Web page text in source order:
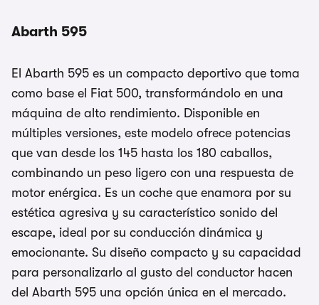
Abarth 595
El Abarth 595 es un compacto deportivo que toma
como base el Fiat 500, transformándolo en una
máquina de alto rendimiento. Disponible en
múltiples versiones, este modelo ofrece potencias
que van desde los 145 hasta los 180 caballos,
combinando un peso ligero con una respuesta de
motor enérgica. Es un coche que enamora por su
estética agresiva y su característico sonido del
escape, ideal por su conducción dinámica y
emocionante. Su diseño compacto y su capacidad
para personalizarlo al gusto del conductor hacen
del Abarth 595 una opción única en el mercado.